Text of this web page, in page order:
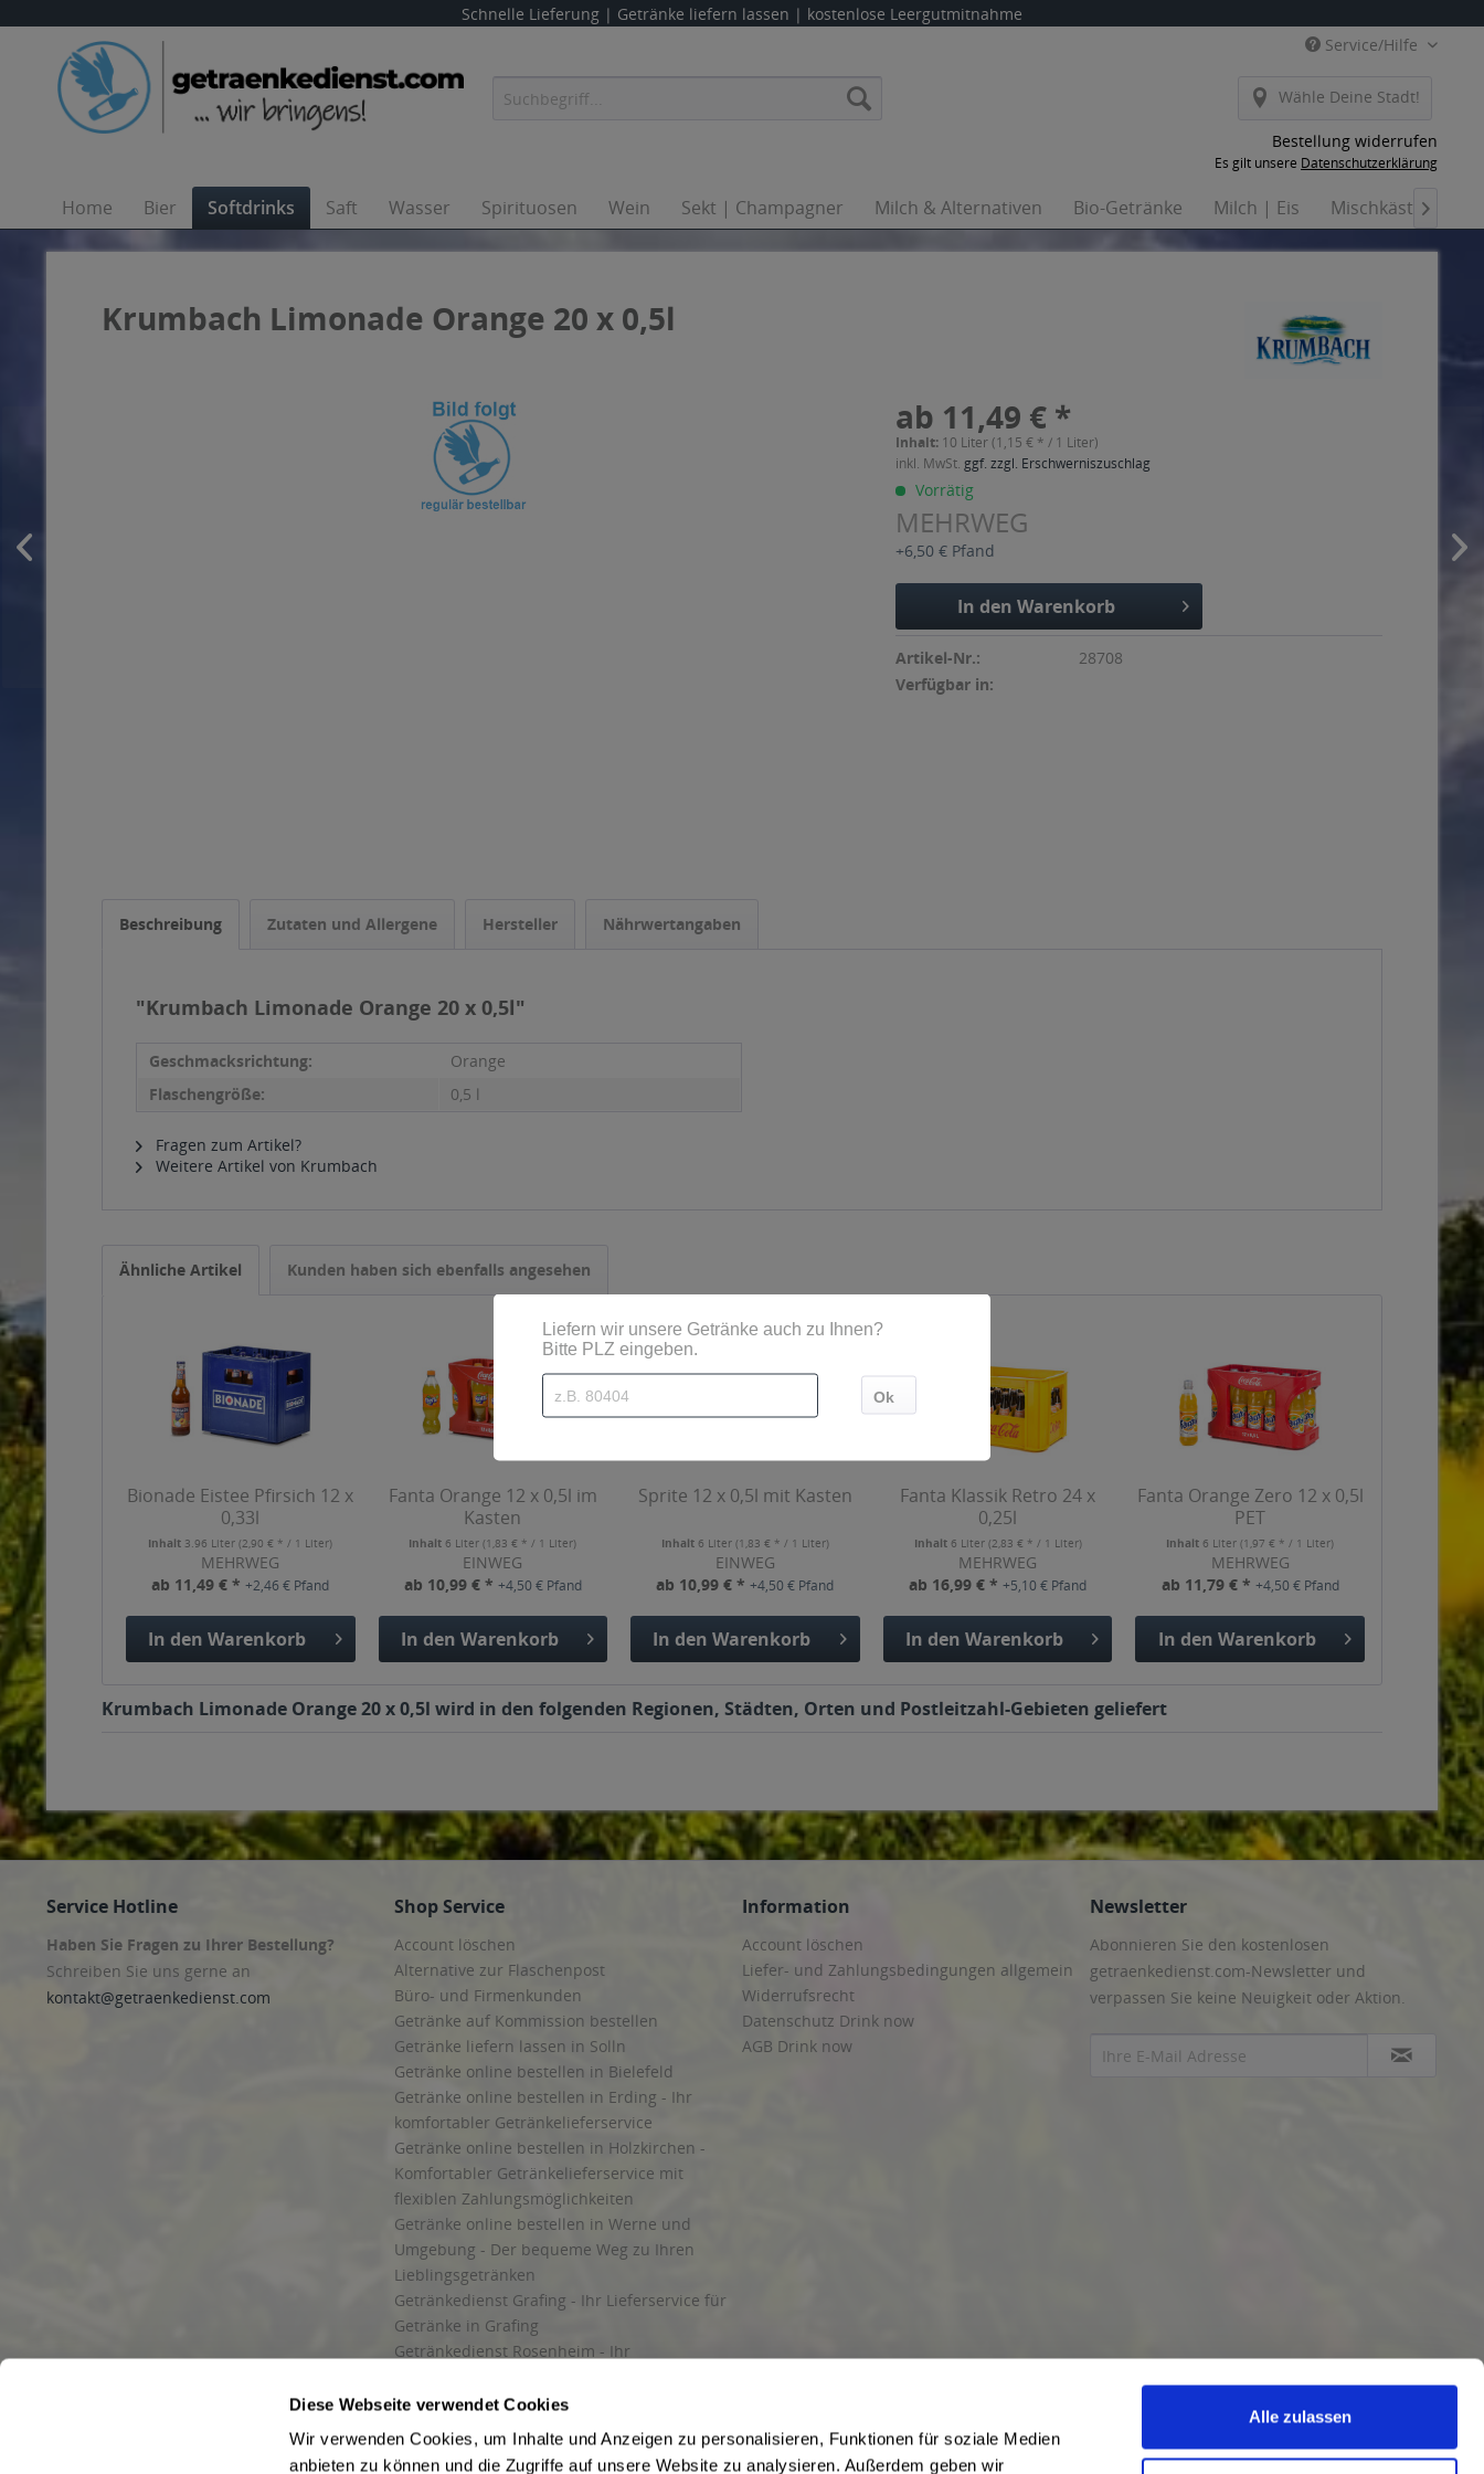
Diese Webseite verwendet Cookies
Wir verwenden Cookies, um Inhalte und Anzeigen zu personalisieren, Funktionen für soziale Medien
anbieten zu können und die Zugriffe auf unsere Website zu analysieren. Außerdem geben wir
Alle zulassen
Schnelle Lieferung | Getränke liefern lassen | kostenlose Leergutmitnahme
Service/Hilfe
Wähle Deine Stadt!
Bestellung widerrufen
Es gilt unsere Datenschutzerklärung
Home Bier Softdrinks Saft Wasser Spirituosen Wein Sekt | Champagner Milch & Alternativen Bio-Getränke Milch | Eis Mischkästen

Krumbach Limonade Orange 20 x 0,5l
ab 11,49 € *
Inhalt: 10 Liter (1,15 € * / 1 Liter)
inkl. MwSt. ggf. zzgl. Erschwerniszuschlag
Vorrätig
MEHRWEG
+6,50 € Pfand
In den Warenkorb
Artikel-Nr.:
28708
Verfügbar in:
Beschreibung Zutaten und Allergene Hersteller Nährwertangaben
"Krumbach Limonade Orange 20 x 0,5l"
Geschmacksrichtung:
Orange
Flaschengröße:
0,5 l
Fragen zum Artikel?
Weitere Artikel von Krumbach
Ähnliche Artikel Kunden haben sich ebenfalls angesehen
Bionade Eistee Pfirsich 12 x
0,33l
Inhalt 3.96 Liter(2,90 € * / 1 Liter)
MEHRWEG
ab 11,49 € *+2,46 € Pfand
In den Warenkorb
Fanta Orange 12 x 0,5l im
Kasten
Inhalt 6 Liter(1,83 € * / 1 Liter)
EINWEG
ab 10,99 € * +4,50 € Pfand
In den Warenkorb
Sprite 12 x 0,5l mit Kasten
Inhalt 6 Liter (1,83 € * / 1 Liter)
EINWEG
ab 10,99 € *+4,50 € Pfand
In den Warenkorb
Fanta Klassik Retro 24 x
0,25l
Inhalt 6 Liter (2,83 € * / 1 Liter)
MEHRWEG
ab 16,99 € *+5,10 € Pfand
In den Warenkorb
Fanta Orange Zero 12 x 0,5l
PET
Inhalt 6 Liter(1,97 € * / 1 Liter)
MEHRWEG
ab 11,79 € * +4,50 € Pfand
In den Warenkorb
Krumbach Limonade Orange 20 x 0,5l wird in den folgenden Regionen, Städten, Orten und Postleitzahl-Gebieten geliefert
Service Hotline
Haben Sie Fragen zu Ihrer Bestellung?
Schreiben Sie uns gerne an
kontakt@getraenkedienst.com
Shop Service
Account löschen
Alternative zur Flaschenpost
Büro- und Firmenkunden
Getränke auf Kommission bestellen
Getränke liefern lassen in Solln
Getränke online bestellen in Bielefeld
Getränke online bestellen in Erding - Ihr
komfortabler Getränkelieferservice
Getränke online bestellen in Holzkirchen -
Komfortabler Getränkelieferservice mit
flexiblen Zahlungsmöglichkeiten
Getränke online bestellen in Werne und
Umgebung - Der bequeme Weg zu Ihren
Lieblingsgetränken
Getränkedienst Grafing - Ihr Lieferservice für
Getränke in Grafing
Getränkedienst Rosenheim - Ihr
und Umgebung
Liefergebiet
Information
Account löschen
Liefer- und Zahlungsbedingungen allgemein
Widerrufsrecht
Datenschutz Drink now
AGB Drink now
Newsletter
Abonnieren Sie den kostenlosen
getraenkedienst.com-Newsletter und
verpassen Sie keine Neuigkeit oder Aktion.